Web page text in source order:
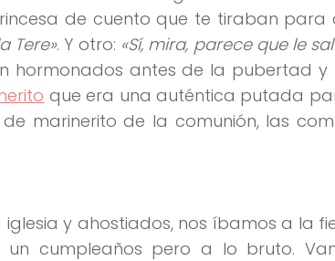
de cuento que te tiraban para
Tere». Y otro: «Sí, mira, parece que le
hormonados antes de la pubertad
que era una auténtica putada
marinerito de la comunión, las
y ahostiados, nos íbamos a la
cumpleaños pero a lo bruto.